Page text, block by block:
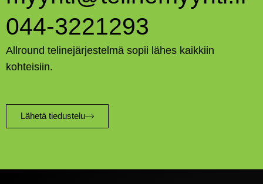
044-3221293
Allround telinejärjestelmä sopii lähes kaikkiin
kohteisiin.
Lähetä tiedustelu